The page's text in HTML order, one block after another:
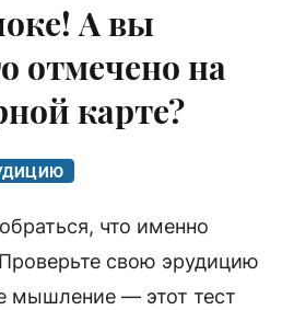
А вы
отмечено на
карте?
что именно
свою эрудицию
мышление — этот тест